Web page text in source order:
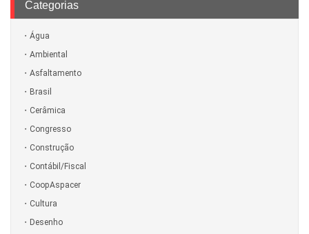
Categorias
Água
Ambiental
Asfaltamento
Brasil
Cerâmica
Congresso
Construção
Contábil/Fiscal
CoopAspacer
Cultura
Desenho